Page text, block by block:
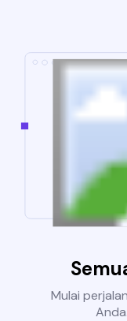
Mulai